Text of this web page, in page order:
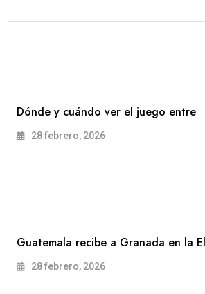
Dónde y cuándo ver el juego entre
28 febrero, 2026
Guatemala recibe a Granada en la
28 febrero, 2026